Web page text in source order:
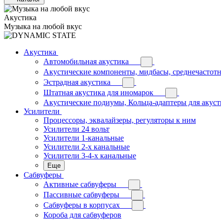
Акустика
Музыка на любой вкус
Акустика
Автомобильная акустика
Акустические компоненты, мидбасы,
Эстрадная акустика
Штатная акустика для иномарок
Акустические подиумы, Кольца-адаптеры для
Усилители
Процессоры, эквалайзеры, регуляторы к ним
Усилители 24 вольт
Усилители 1-канальные
Усилители 2-х канальные
Усилители 3-4-х канальные
Еще
Сабвуферы
Активные сабвуферы
Пассивные сабвуферы
Сабвуферы в корпусах
Короба для сабвуферов